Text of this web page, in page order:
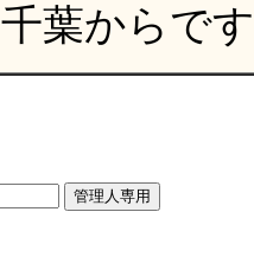
千葉からです